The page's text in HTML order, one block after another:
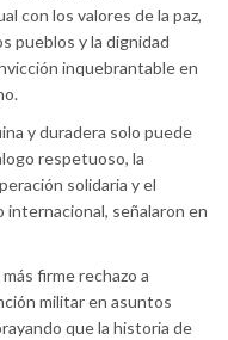
con los valores de la paz,
pueblos y la dignidad
inquebrantable en
y duradera solo puede
respetuoso, la
solidaria y el
señalaron en
firme rechazo a
militar en asuntos
que la historia de